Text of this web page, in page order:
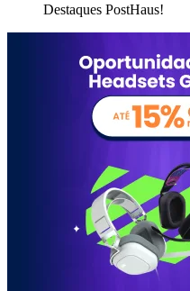
Destaques PostHaus!